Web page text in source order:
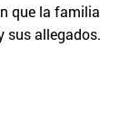
que la familia
sus allegados.